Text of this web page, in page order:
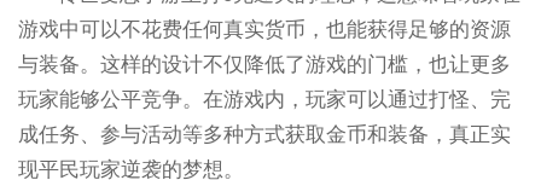
游戏中可以不花费任何真实货币，也能获得足够的资源
与装备。这样的设计不仅降低了游戏的门槛，也让更多
玩家能够公平竞争。在游戏内，玩家可以通过打怪、完
成任务、参与活动等多种方式获取金币和装备，真正实
现平民玩家逆袭的梦想。